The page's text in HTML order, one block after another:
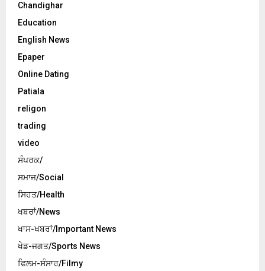
Chandighar
Education
English News
Epaper
Online Dating
Patiala
religon
trading
video
ਸੰਪਰਕ/
ਸਮਾਜ/Social
ਸਿਹਤ/Health
ਖਬਰਾਂ/News
ਖਾਸ-ਖਬਰਾਂ/Important News
ਖੇਡ-ਜਗਤ/Sports News
ਫਿਲਮ-ਸੰਸਾਰ/Filmy